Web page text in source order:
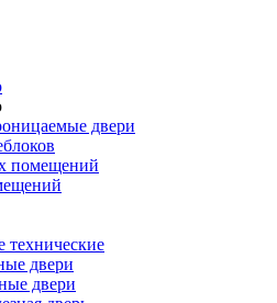
двери
помещений
технические
двери
двери